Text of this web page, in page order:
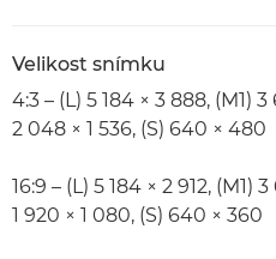
Velikost snímku
4:3 – (L) 5 184 × 3 888, (M1)
2 048 × 1 536, (S) 640 × 480
16:9 – (L) 5 184 × 2 912, (M1)
1 920 × 1 080, (S) 640 × 360